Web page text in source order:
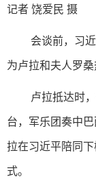
记者 饶爱民 摄
会谈前，习
为卢拉和夫人罗桑
卢拉抵达时
台，军乐团奏中
拉在习近平陪同
式。